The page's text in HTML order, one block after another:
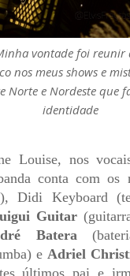
vontade foi reunir
nos meus shows e
Norte e Nordeste que
identidade
Louise, nos
conta com os
Didi Keyboard
Guitar
Batera
e Adriel
últimos pai e